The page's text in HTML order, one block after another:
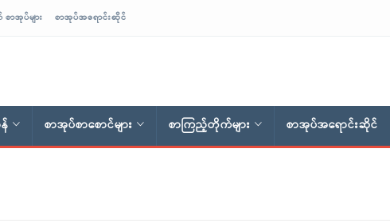
ာအုပ်များ စာအုပ်အရောင်းဆိုင်
စာအုပ်စာစောင်များ စာကြည့်တိုက်များ စာအုပ်အရောင်းဆိုင်